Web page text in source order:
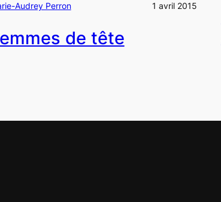
Audrey Perron 1 avril 2015
de tête